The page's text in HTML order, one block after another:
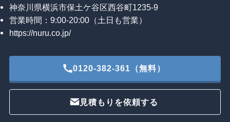
神奈川県横浜市保土ケ谷区西谷町1235-9
営業時間：9:00-20:00（土日も営業）
https://nuru.co.jp/
0120-382-361（無料）
見積もりを依頼する